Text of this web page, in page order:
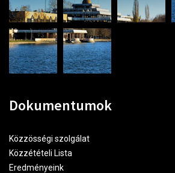
Dokumentumok
Közzösségi szolgálat
Közzétételi Lista
Eredményeink